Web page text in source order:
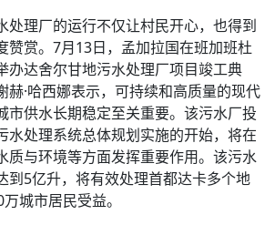
处理厂的运行不仅让村民开心，也得到
赞赏。7月13日，孟加拉国在班加班杜
办达舍尔甘地污水处理厂项目竣工典
赫·哈西娜表示，可持续和高质量的现代
市供水长期稳定至关重要。该污水厂投
水处理系统总体规划实施的开始，将在
质与环境等方面发挥重要作用。该污水
到5亿升，将有效处理首都达卡多个地
城市居民受益。